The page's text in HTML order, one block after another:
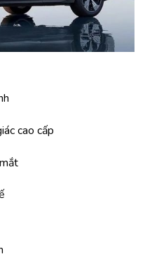
cao cấp